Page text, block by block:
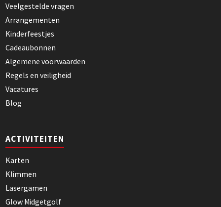
Veelgestelde vragen
Arrangementen
Kinderfeestjes
Cadeaubonnen
Algemene voorwaarden
Regels en veiligheid
Vacatures
Blog
ACTIVITEITEN
Karten
Klimmen
Lasergamen
Glow Midgetgolf